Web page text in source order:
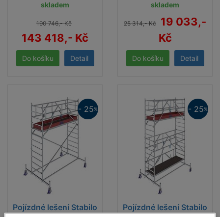
skladem
190 746,- Kč
143 418,- Kč
Detail
skladem
25 314,- Kč
19 033,-
Kč
Detail
Pojízdné lešení Stabilo
- 25%
Pojízdné lešení Stabilo
- 25%